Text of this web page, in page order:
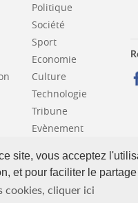
site, vous acceptez
et pour faciliter le
cookies, cliquer ici
Politique
Société
Sport
Economie
Culture
Technologie
Tribune
Evènement